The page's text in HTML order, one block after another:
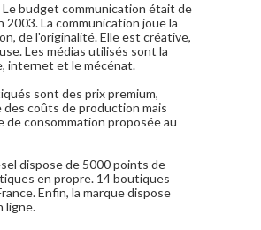
Le budget communication était de
2003. La communication joue la
de l'originalité. Elle est créative,
Les médias utilisés sont la
internet et le mécénat.
sont des prix premium,
coûts de production mais
de consommation proposée au
dispose de 5000 points de
en propre. 14 boutiques
Enfin, la marque dispose
ligne.